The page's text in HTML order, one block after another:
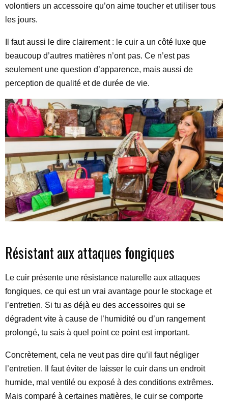
volontiers un accessoire qu’on aime toucher et utiliser tous
les jours.
Il faut aussi le dire clairement : le cuir a un côté luxe que
beaucoup d’autres matières n’ont pas. Ce n’est pas
seulement une question d’apparence, mais aussi de
perception de qualité et de durée de vie.
Résistant aux attaques fongiques
Le cuir présente une résistance naturelle aux attaques
fongiques, ce qui est un vrai avantage pour le stockage et
l’entretien. Si tu as déjà eu des accessoires qui se
dégradent vite à cause de l’humidité ou d’un rangement
prolongé, tu sais à quel point ce point est important.
Concrètement, cela ne veut pas dire qu’il faut négliger
l’entretien. Il faut éviter de laisser le cuir dans un endroit
humide, mal ventilé ou exposé à des conditions extrêmes.
Mais comparé à certaines matières, le cuir se comporte